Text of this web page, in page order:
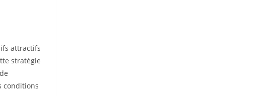
attractifs
stratégie
conditions